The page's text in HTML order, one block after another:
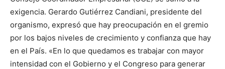
exigencia. Gerardo Gutiérrez Candiani, presidente del
organismo, expresó que hay preocupación en el gremio
por los bajos niveles de crecimiento y confianza que hay
en el País. «En lo que quedamos es trabajar con mayor
intensidad con el Gobierno y el Congreso para generar